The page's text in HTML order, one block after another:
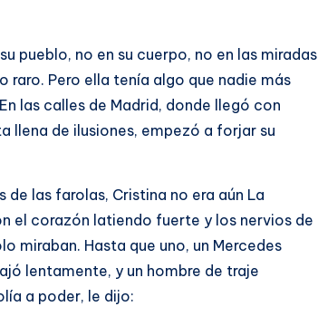
pueblo, no en su cuerpo, no en las miradas
raro. Pero ella tenía algo que nadie más
las calles de Madrid, donde llegó con
llena de ilusiones, empezó a forjar su
de las farolas, Cristina no era aún La
el corazón latiendo fuerte y los nervios de
miraban. Hasta que uno, un Mercedes
lentamente, y un hombre de traje
a poder, le dijo: